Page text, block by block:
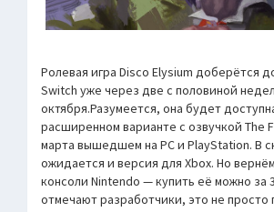
Ролевая игра Disco Elysium доберётся
Switch уже через две с половиной
октября.Разумеется, она будет
расширенном варианте с озвучкой The
марта вышедшем на PC и PlayStation. В
ожидается и версия для Xbox. Но
консоли Nintendo — купить её можно за
отмечают разработчики, это не просто